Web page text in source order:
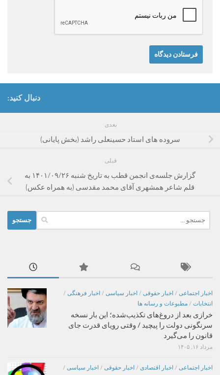
دنبال کنید:
بعدی
سروده های استاد حسینعلی راشد (بخش پایانی)
قبلی
گزارش جلسه‌ی انجمن قطب به تاریخ شنبه ۱۴۰۱/۰۹/۲۶ به
قلم شاعر همشهری آقای محمد مقدسی (به همراه عکس)
برای:
اخبار اجتماعی / اخبار حقوقی / اخبار سیاسی / اخبار فرهنگی /
انتخابات / مطبوعات و رسانه ها
خرازی بعد از دروغ‌های تکذیب‌شده؛ این بار نسخه
سرنگونی دولت را پیچید / وقتی رویای قدرت جای
قانون را می‌گیرد
مرداد ۱۶, ۱۴۰۵
اخبار اجتماعی / اخبار اقتصادی / اخبار حقوقی / اخبار سیاسی /